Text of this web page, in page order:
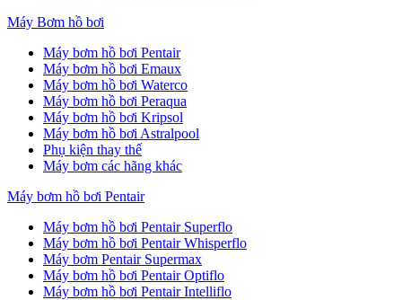
Máy Bơm hồ bơi
Máy bơm hồ bơi Pentair
Máy bơm hồ bơi Emaux
Máy bơm hồ bơi Waterco
Máy bơm hồ bơi Peraqua
Máy bơm hồ bơi Kripsol
Máy bơm hồ bơi Astralpool
Phụ kiện thay thế
Máy bơm các hãng khác
Máy bơm hồ bơi Pentair
Máy bơm hồ bơi Pentair Superflo
Máy bơm hồ bơi Pentair Whisperflo
Máy bơm Pentair Supermax
Máy bơm hồ bơi Pentair Optiflo
Máy bơm hồ bơi Pentair Intelliflo